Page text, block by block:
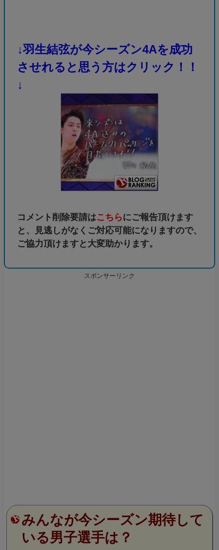
↓羽生結弦が今シーズン4Aを成功
させれると思う方はクリック！！
↓
コメント削除要請はこちら にご報告頂けます
と、見逃しがなくご対応可能になりますので、
ご協力頂けますと大変助かります。
スポンサーリンク
みんなが今シーズン期待して
いる男子選手は？